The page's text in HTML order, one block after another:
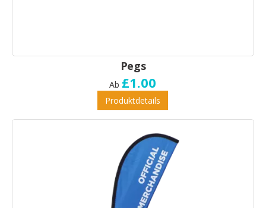
Pegs
Ab £1.00
Produktdetails